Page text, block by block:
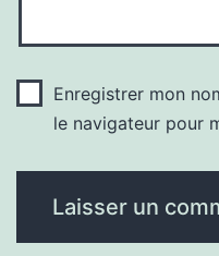
Enregistrer mon
le navigateur pour